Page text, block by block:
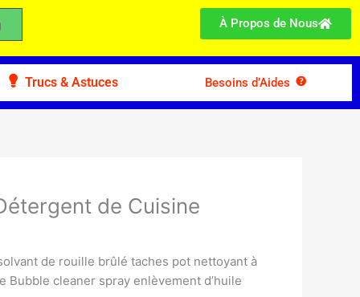
À Propos de Nous
Trucs & Astuces Besoins d’Aides
de Cuisine
de rouille brûlé taches pot nettoyant à
Bubble cleaner spray enlèvement d’huile